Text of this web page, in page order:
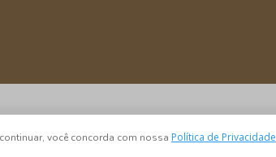
você concorda com nossa Política de Privacidade